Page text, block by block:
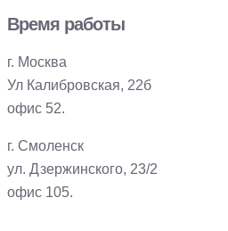
Время работы
г. Москва
Ул Калибровская, 22б
офис 52.
г. Смоленск
ул. Дзержинского, 23/2
офис 105.